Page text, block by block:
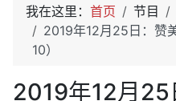
我在这里： 首页 节目
2019年12月25日：赞
10）
2019年12月25